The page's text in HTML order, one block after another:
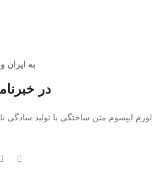
به ایران
در
لورم ایپسوم متن ساختگی با تولید سادگی